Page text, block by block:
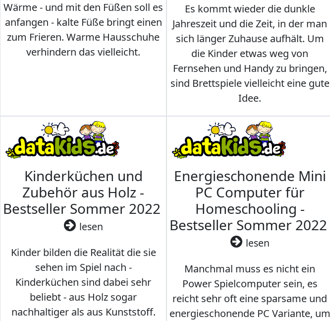
Wärme - und mit den Füßen soll es
anfangen - kalte Füße bringt einen
zum Frieren. Warme Hausschuhe
verhindern das vielleicht.
Es kommt wieder die dunkle
Jahreszeit und die Zeit, in der man
sich länger Zuhause aufhält. Um
die Kinder etwas weg von
Fernsehen und Handy zu bringen,
sind Brettspiele vielleicht eine gute
Idee.
Kinderküchen und
Zubehör aus Holz -
Bestseller Sommer 2022
lesen
Kinder bilden die Realität die sie
sehen im Spiel nach -
Kinderküchen sind dabei sehr
beliebt - aus Holz sogar
nachhaltiger als aus Kunststoff.
Energieschonende Mini
PC Computer für
Homeschooling -
Bestseller Sommer 2022
lesen
Manchmal muss es nicht ein
Power Spielcomputer sein, es
reicht sehr oft eine sparsame und
energieschonende PC Variante, um